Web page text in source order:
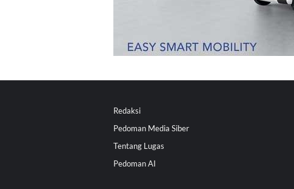
Redaksi
Pedoman Media Siber
Tentang Lugas
Pedoman AI